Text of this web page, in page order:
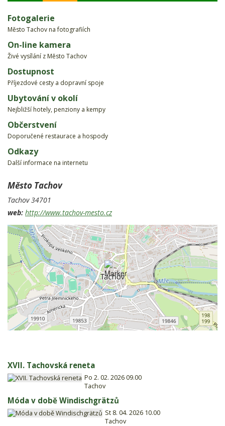
Fotogalerie
Město Tachov na fotografiích
On-line kamera
Živé vysílání z Město Tachov
Dostupnost
Příjezdové cesty a dopravní spoje
Ubytování v okolí
Nejbližší hotely, penziony a kempy
Občerstvení
Doporučené restaurace a hospody
Odkazy
Další informace na internetu
Město Tachov
Tachov34701
web: http://www.tachov-mesto.cz
XVII. Tachovská reneta
Po 2. 02. 2026 09.00
Tachov
Móda v době Windischgrätzů
St 8. 04. 2026 10.00
Tachov